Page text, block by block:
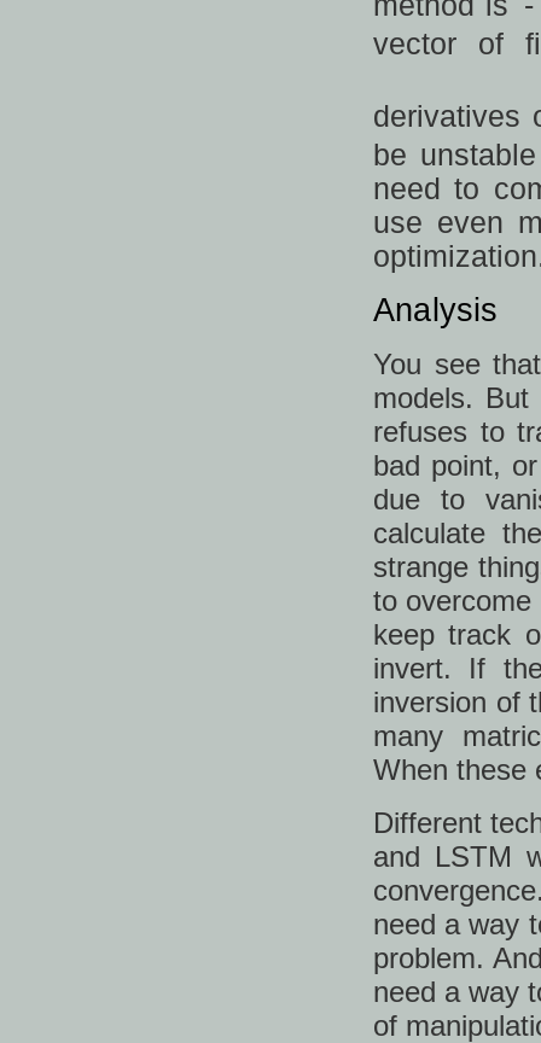
vector of
derivatives
be
need to
use even
Analysis
You see
models.
refuses to
bad point,
due to
calculate
strange
to
keep track
invert. If
inversion of
many
When these
Different
and LSTM
need a way
problem.
need a way
of